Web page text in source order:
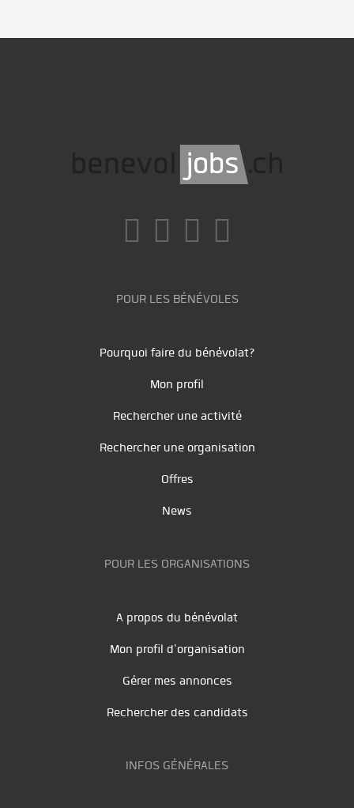
POUR LES BÉNÉVOLES
Pourquoi faire du bénévolat?
Mon profil
Rechercher une activité
Rechercher une organisation
Offres
News
POUR LES ORGANISATIONS
A propos du bénévolat
Mon profil d'organisation
Gérer mes annonces
Rechercher des candidats
INFOS GÉNÉRALES